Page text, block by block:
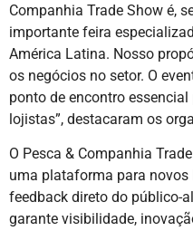
Companhia Trade Show é,
importante feira
América Latina. Nosso
os negócios no setor. O
ponto de encontro
lojistas”, destacaram os
O Pesca & Companhia
uma plataforma para
feedback direto do público-
garante visibilidade,